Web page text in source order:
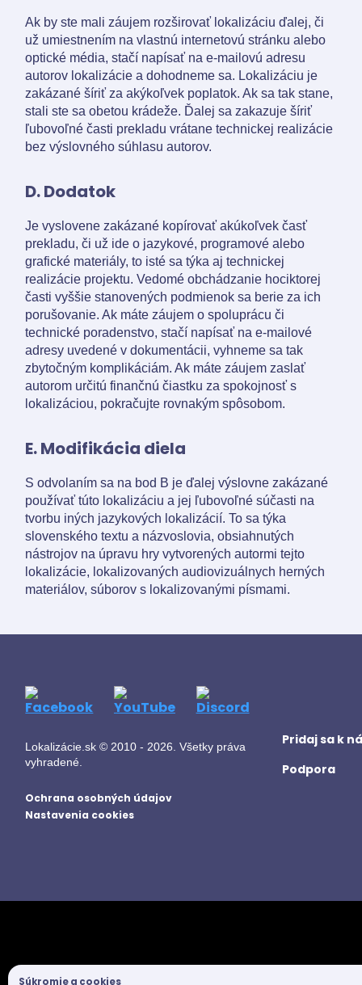
Ak by ste mali záujem rozširovať lokalizáciu ďalej, či
už umiestnením na vlastnú internetovú stránku alebo
optické média, stačí napísať na e-mailovú adresu
autorov lokalizácie a dohodneme sa. Lokalizáciu je
zakázané šíriť za akýkoľvek poplatok. Ak sa tak stane,
stali ste sa obetou krádeže. Ďalej sa zakazuje šíriť
ľubovoľné časti prekladu vrátane technickej realizácie
bez výslovného súhlasu autorov.
D. Dodatok
Je vyslovene zakázané kopírovať akúkoľvek časť
prekladu, či už ide o jazykové, programové alebo
grafické materiály, to isté sa týka aj technickej
realizácie projektu. Vedomé obchádzanie hociktorej
časti vyššie stanovených podmienok sa berie za ich
porušovanie. Ak máte záujem o spoluprácu či
technické poradenstvo, stačí napísať na e-mailové
adresy uvedené v dokumentácii, vyhneme sa tak
zbytočným komplikáciám. Ak máte záujem zaslať
autorom určitú finančnú čiastku za spokojnosť s
lokalizáciou, pokračujte rovnakým spôsobom.
E. Modifikácia diela
S odvolaním sa na bod B je ďalej výslovne zakázané
používať túto lokalizáciu a jej ľubovoľné súčasti na
tvorbu iných jazykových lokalizácií. To sa týka
slovenského textu a názvoslovia, obsiahnutých
nástrojov na úpravu hry vytvorených autormi tejto
lokalizácie, lokalizovaných audiovizuálnych herných
materiálov, súborov s lokalizovanými písmami.
Lokalizácie.sk © 2010 - 2026. Všetky práva
vyhradené.
Ochrana osobných údajov
Nastavenia cookies
Pridaj sa k
Podpora
Súkromie a cookies